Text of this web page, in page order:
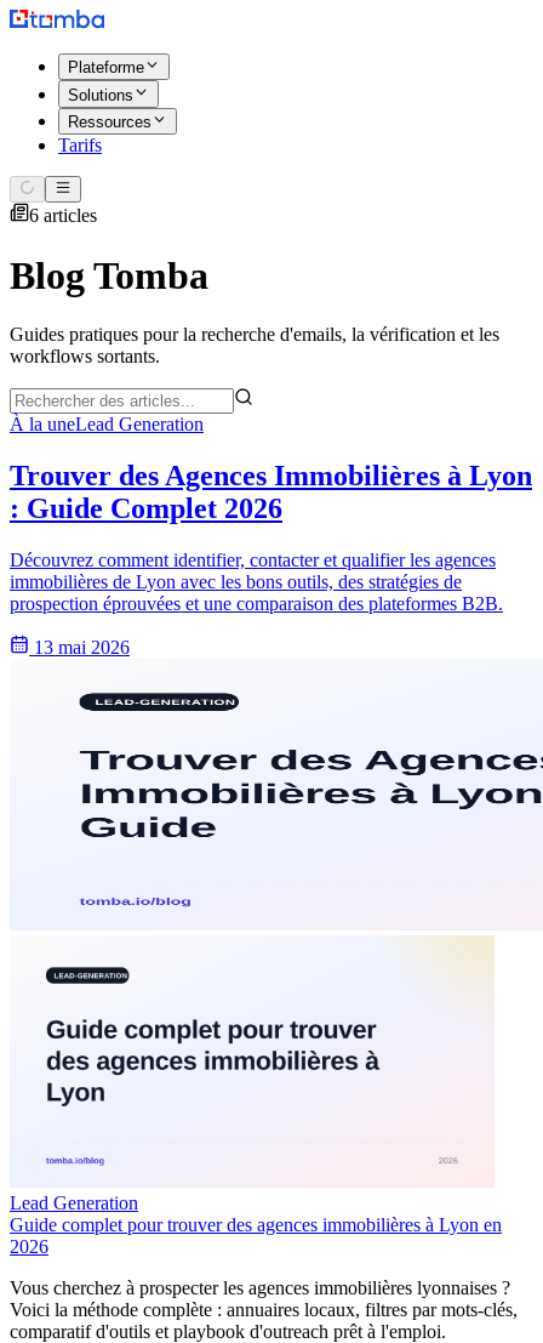
Plateforme
Solutions
Ressources
Tarifs
6 articles
Blog Tomba
Guides pratiques pour la recherche d'emails, la vérification et les
workflows sortants.
À la uneLead Generation
Trouver des Agences Immobilières à Lyon
: Guide Complet 2026
Découvrez comment identifier, contacter et qualifier les agences
immobilières de Lyon avec les bons outils, des stratégies de
prospection éprouvées et une comparaison des plateformes B2B.
13 mai 2026
Lead Generation
Guide complet pour trouver des agences immobilières à Lyon en
2026
Vous cherchez à prospecter les agences immobilières lyonnaises ?
Voici la méthode complète : annuaires locaux, filtres par mots-clés,
comparatif d'outils et playbook d'outreach prêt à l'emploi.